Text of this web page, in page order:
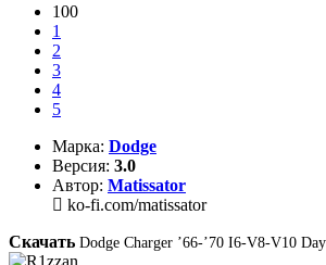
100
1
2
3
4
5
Марка: Dodge
Версия: 3.0
Автор: Matissator
ko-fi.com/matissator
Скачать Dodge Charger ’66-’70 I6-V8-V10